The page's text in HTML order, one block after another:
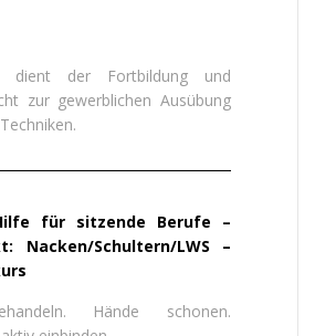
dient der Fortbildung und
zur gewerblichen Ausübung
für sitzende Berufe –
Nacken/Schultern/LWS –
Hände schonen.